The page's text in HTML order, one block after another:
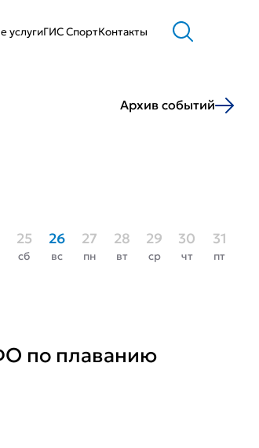
услугиГИС CпортКонтакты
Архив событий
25
сб
26
вс
27
пн
28
вт
29
ср
30
чт
31
пт
по плаванию